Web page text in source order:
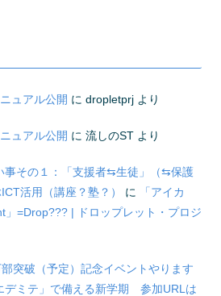
ュアル公開 に dropletprj より
ュアル公開 に 流しのST より
事その１：「支援者⇆生徒」（⇆保護
活用（講座？塾？）
に
「アイカ
」=Drop??? | ドロップレット・プロジ
部突破（予定）記念イベントやります
デミテ」で備える新学期 参加URLは